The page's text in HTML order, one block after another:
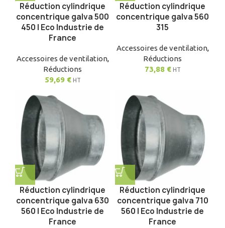
Réduction cylindrique
concentrique galva 500
450 | Eco Industrie de
France
Accessoires de ventilation,
Réductions
59,69 € HT
Réduction cylindrique
concentrique galva 560
315
Accessoires de ventilation,
Réductions
73,88 € HT
Réduction cylindrique
concentrique galva 630
560 | Eco Industrie de
France
Réduction cylindrique
concentrique galva 710
560 | Eco Industrie de
France